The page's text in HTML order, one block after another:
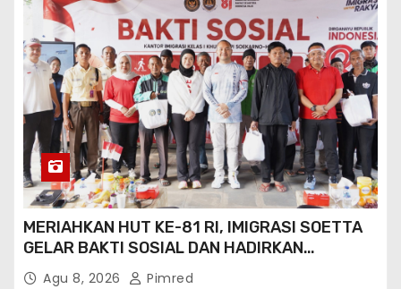
MERIAHKAN HUT KE-81 RI, IMIGRASI SOETTA
GELAR BAKTI SOSIAL DAN HADIRKAN
LAYANAN PASPOR DI AKHIR PEKAN
Agu 8, 2026 Pimred